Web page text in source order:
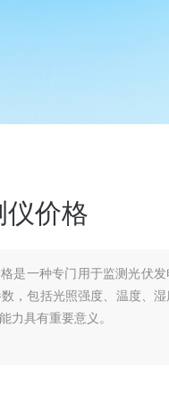
仪价格
是一种专门用于监测光伏
，包括光照强度、温度、
力具有重要意义。